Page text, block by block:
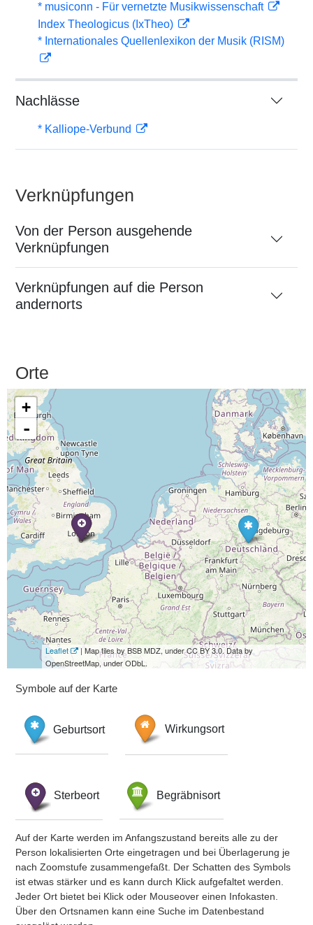
* musiconn - Für vernetzte Musikwissenschaft
Index Theologicus (IxTheo)
* Internationales Quellenlexikon der Musik (RISM)
Nachlässe
* Kalliope-Verbund
Verknüpfungen
Von der Person ausgehende
Verknüpfungen
Verknüpfungen auf die Person
andernorts
Orte
+
-
Leaflet
| Map tiles by BSB MDZ, under CC BY 3.0. Data by
OpenStreetMap, under ODbL.
Symbole auf der Karte
Geburtsort Wirkungsort
Sterbeort Begräbnisort
Auf der Karte werden im Anfangszustand bereits alle zu der
Person lokalisierten Orte eingetragen und bei Überlagerung je
nach Zoomstufe zusammengefaßt. Der Schatten des Symbols
ist etwas stärker und es kann durch Klick aufgefaltet werden.
Jeder Ort bietet bei Klick oder Mouseover einen Infokasten.
Über den Ortsnamen kann eine Suche im Datenbestand